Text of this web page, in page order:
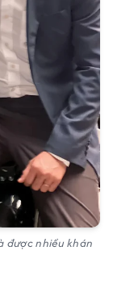
được nhiều khán